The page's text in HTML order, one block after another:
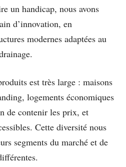
un handicap, nous avons
d’innovation, en
modernes adaptées au
est très large : maisons
logements économiques
de contenir les prix, et
Cette diversité nous
segments du marché et de